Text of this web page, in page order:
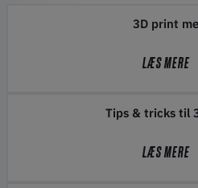
3D print
LÆS MERE
Tips & tricks til
LÆS MERE